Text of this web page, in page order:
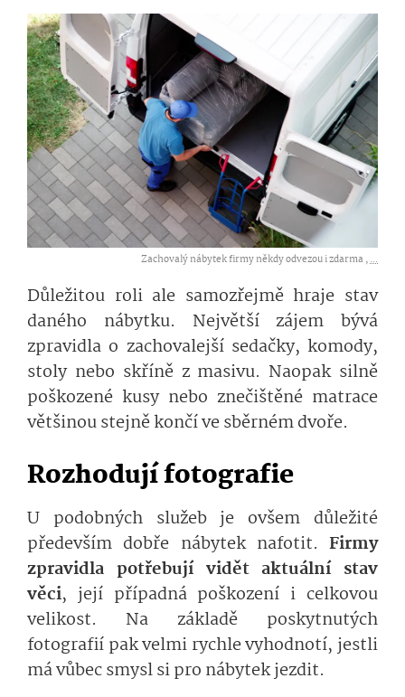
Zachovalý nábytek firmy někdy odvezou i zdarma ,...
Důležitou roli ale samozřejmě hraje stav
daného nábytku. Největší zájem bývá
zpravidla o zachovalejší sedačky, komody,
stoly nebo skříně z masivu. Naopak silně
poškozené kusy nebo znečištěné matrace
většinou stejně končí ve sběrném dvoře.
Rozhodují fotografie
U podobných služeb je ovšem důležité
především dobře nábytek nafotit. Firmy
zpravidla potřebují vidět aktuální stav
věci, její případná poškození i celkovou
velikost. Na základě poskytnutých
fotografií pak velmi rychle vyhodnotí, jestli
má vůbec smysl si pro nábytek jezdit.